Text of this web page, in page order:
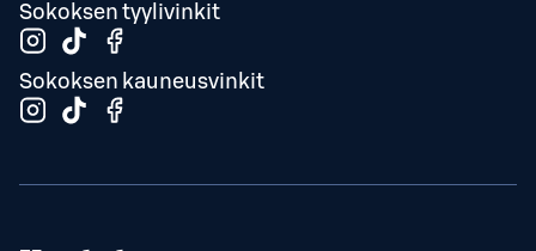
Sokoksen tyylivinkit
Sokoksen kauneusvinkit